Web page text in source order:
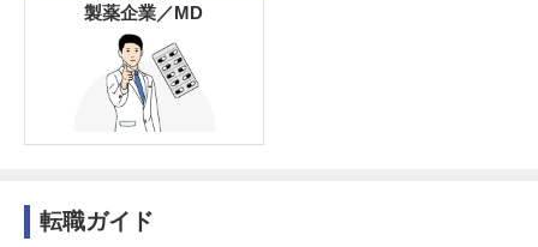
製薬企業／MD
転職ガイド